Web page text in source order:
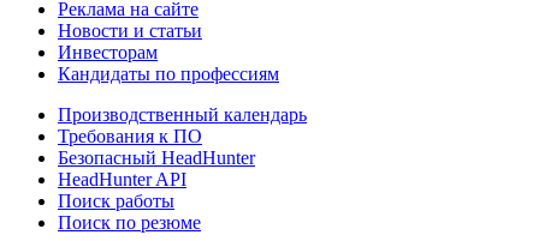
Реклама на сайте
Новости и статьи
Инвесторам
Кандидаты по профессиям
Производственный календарь
Требования к ПО
Безопасный HeadHunter
HeadHunter API
Поиск работы
Поиск по резюме